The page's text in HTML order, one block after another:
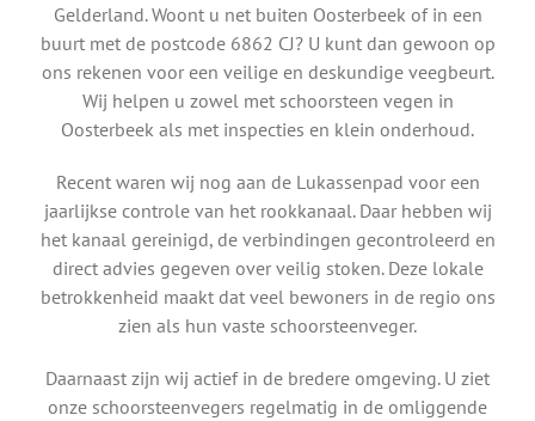
Gelderland. Woont u net buiten Oosterbeek of in een
buurt met de postcode 6862 CJ? U kunt dan gewoon op
ons rekenen voor een veilige en deskundige veegbeurt.
Wij helpen u zowel met schoorsteen vegen in
Oosterbeek als met inspecties en klein onderhoud.
Recent waren wij nog aan de Lukassenpad voor een
jaarlijkse controle van het rookkanaal. Daar hebben wij
het kanaal gereinigd, de verbindingen gecontroleerd en
direct advies gegeven over veilig stoken. Deze lokale
betrokkenheid maakt dat veel bewoners in de regio ons
zien als hun vaste schoorsteenveger.
Daarnaast zijn wij actief in de bredere omgeving. U ziet
onze schoorsteenvegers regelmatig in de omliggende